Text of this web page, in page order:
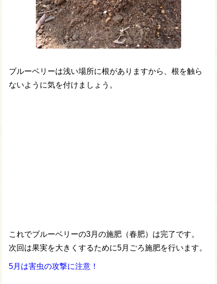
ブルーベリーは浅い場所に根がありますから、根を触ら
ないように気を付けましょう。
これでブルーベリーの3月の施肥（春肥）は完了です。
次回は果実を大きくするために5月ごろ施肥を行います。
5月は害虫の攻撃に注意！